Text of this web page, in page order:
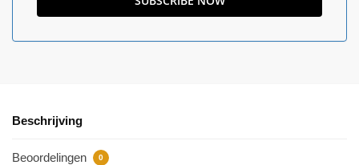
Beschrijving
Beoordelingen 0